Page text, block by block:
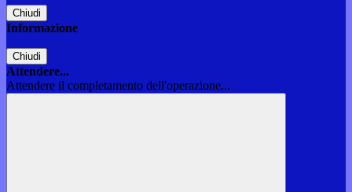
Chiudi
Informazione
Chiudi
Attendere...
Attendere il completamento dell'operazione...